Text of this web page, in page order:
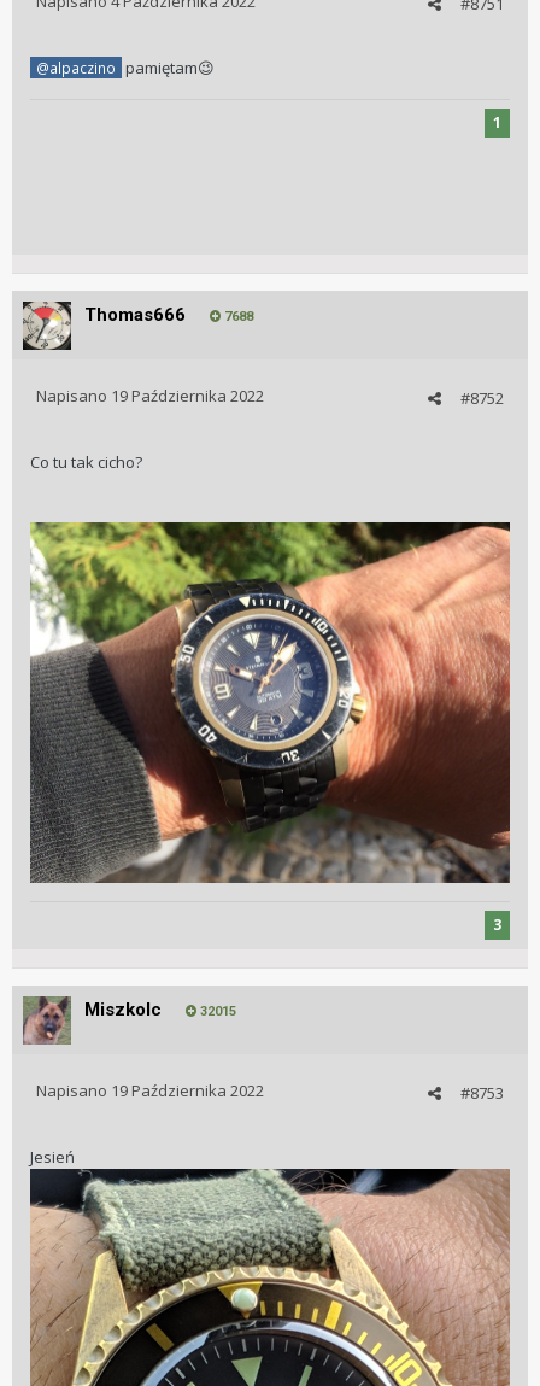
@alpaczino pamiętam😉
1
Thomas666 7688
#8752
Napisano 19 Października 2022
Co tu tak cicho?
3
Miszkolc 32015
#8753
Napisano 19 Października 2022
Jesień